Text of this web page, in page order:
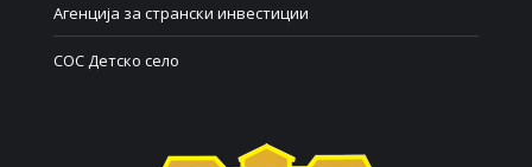
Агенција за странски инвестиции
СОС Детско село